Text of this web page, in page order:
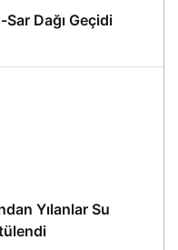
Dağı Geçidi
Yılanlar Su